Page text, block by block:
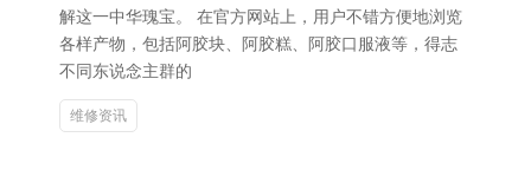
解这一中华瑰宝。 在官方网站上，用户不错方便地浏览
各样产物，包括阿胶块、阿胶糕、阿胶口服液等，得志
不同东说念主群的
维修资讯